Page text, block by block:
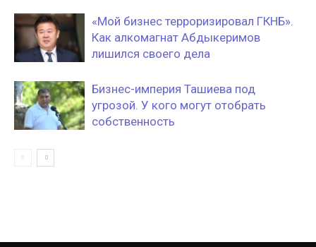
«Мой бизнес терроризировал ГКНБ».
Как алкомагнат Абдыкеримов
лишился своего дела
Бизнес-империя Ташиева под
угрозой. У кого могут отобрать
собственность